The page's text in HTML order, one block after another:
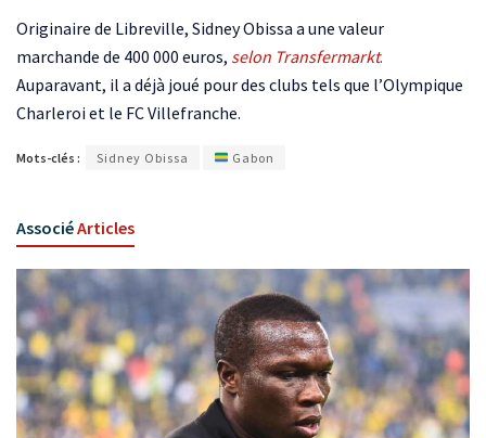
Originaire de Libreville, Sidney Obissa a une valeur
marchande de 400 000 euros, selon Transfermarkt.
Auparavant, il a déjà joué pour des clubs tels que l’Olympique
Charleroi et le FC Villefranche.
Mots-clés : Sidney Obissa Gabon
AssociéArticles